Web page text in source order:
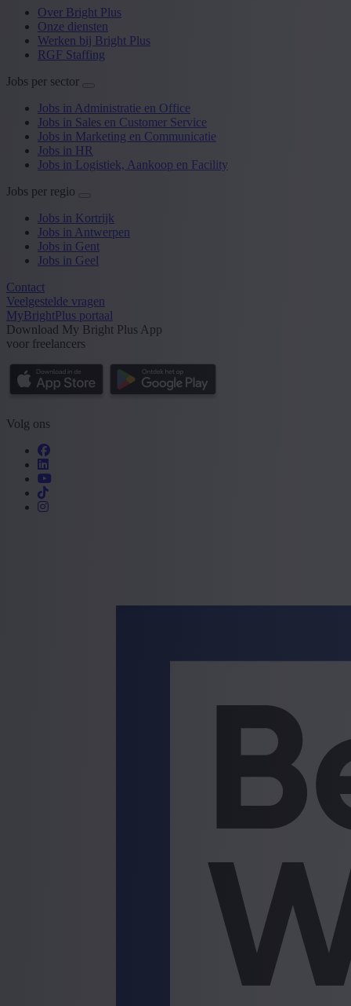
Over Bright Plus
Onze diensten
Werken bij Bright Plus
RGF Staffing
Jobs per sector
Jobs in Administratie en Office
Jobs in Sales en Customer Service
Jobs in Marketing en Communicatie
Jobs in HR
Jobs in Logistiek, Aankoop en Facility
Jobs per regio
Jobs in Kortrijk
Jobs in Antwerpen
Jobs in Gent
Jobs in Geel
Contact
Veelgestelde vragen
MyBrightPlus portaal
Download My Bright Plus App
voor freelancers
Volg ons